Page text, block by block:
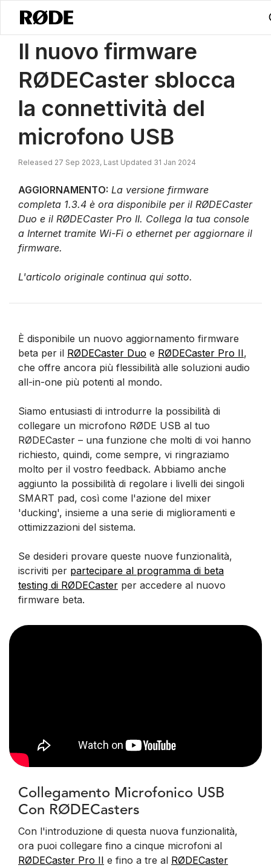
Notizie / Il Nuovo Firmware RØDECaster Sblocca La Connettività
Il nuovo firmware
RØDECaster sblocca
la connettività del
microfono USB
Released 27 Sep 2023, Last Updated 31 Jan 2024
AGGIORNAMENTO: La versione firmware
completa 1.3.4 è ora disponibile per il RØDECaster
Duo e il RØDECaster Pro II. Collega la tua console
a Internet tramite Wi-Fi o ethernet per aggiornare il
firmware.
L'articolo originale continua qui sotto.
È disponibile un nuovo aggiornamento firmware
beta per il RØDECaster Duo e RØDECaster Pro II,
che offre ancora più flessibilità alle soluzioni audio
all-in-one più potenti al mondo.
Siamo entusiasti di introdurre la possibilità di
collegare un microfono RØDE USB al tuo
RØDECaster – una funzione che molti di voi hanno
richiesto, quindi, come sempre, vi ringraziamo
molto per il vostro feedback. Abbiamo anche
aggiunto la possibilità di regolare i livelli dei singoli
SMART pad, così come l'azione del mixer
'ducking', insieme a una serie di miglioramenti e
ottimizzazioni del sistema.
Se desideri provare queste nuove funzionalità,
iscriviti per partecipare al programma di beta
testing di RØDECaster per accedere al nuovo
firmware beta.
Collegamento Microfonico USB
Con RØDECasters
Con l'introduzione di questa nuova funzionalità,
ora puoi collegare fino a cinque microfoni al
RØDECaster Pro II e fino a tre al RØDECaster